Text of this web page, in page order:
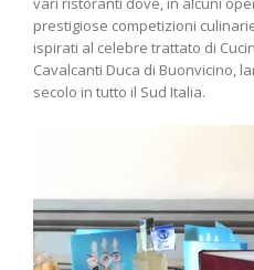
prestigiose competizioni
ispirati al celebre trattato di
Cavalcanti Duca di Buonvicino,
secolo in tutto il Sud Italia.